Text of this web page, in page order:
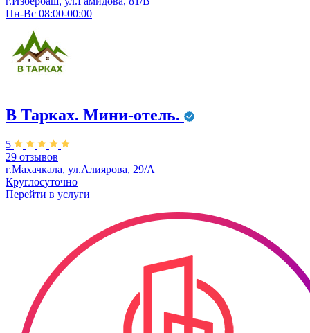
Пн-Вс 08:00-00:00
В Тарках. Мини-отель.
5
29 отзывов
г.Махачкала, ул.Алиярова, 29/А
Круглосуточно
Перейти в услуги